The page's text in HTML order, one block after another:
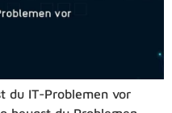
du IT-Problemen vor